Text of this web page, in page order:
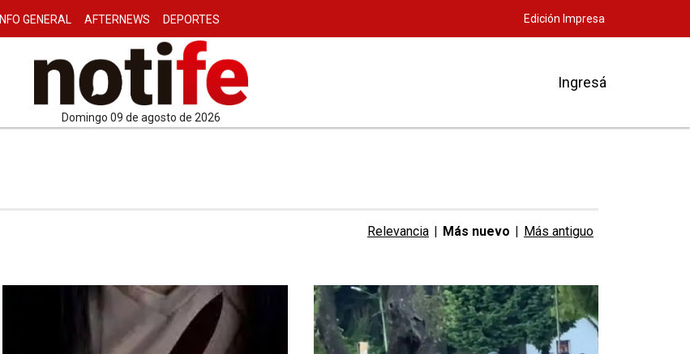
INFO GENERAL AFTERNEWS DEPORTES Edición Impresa
domingo 09 de agosto de 2026
Ingresá
Relevancia | Más nuevo | Más antiguo